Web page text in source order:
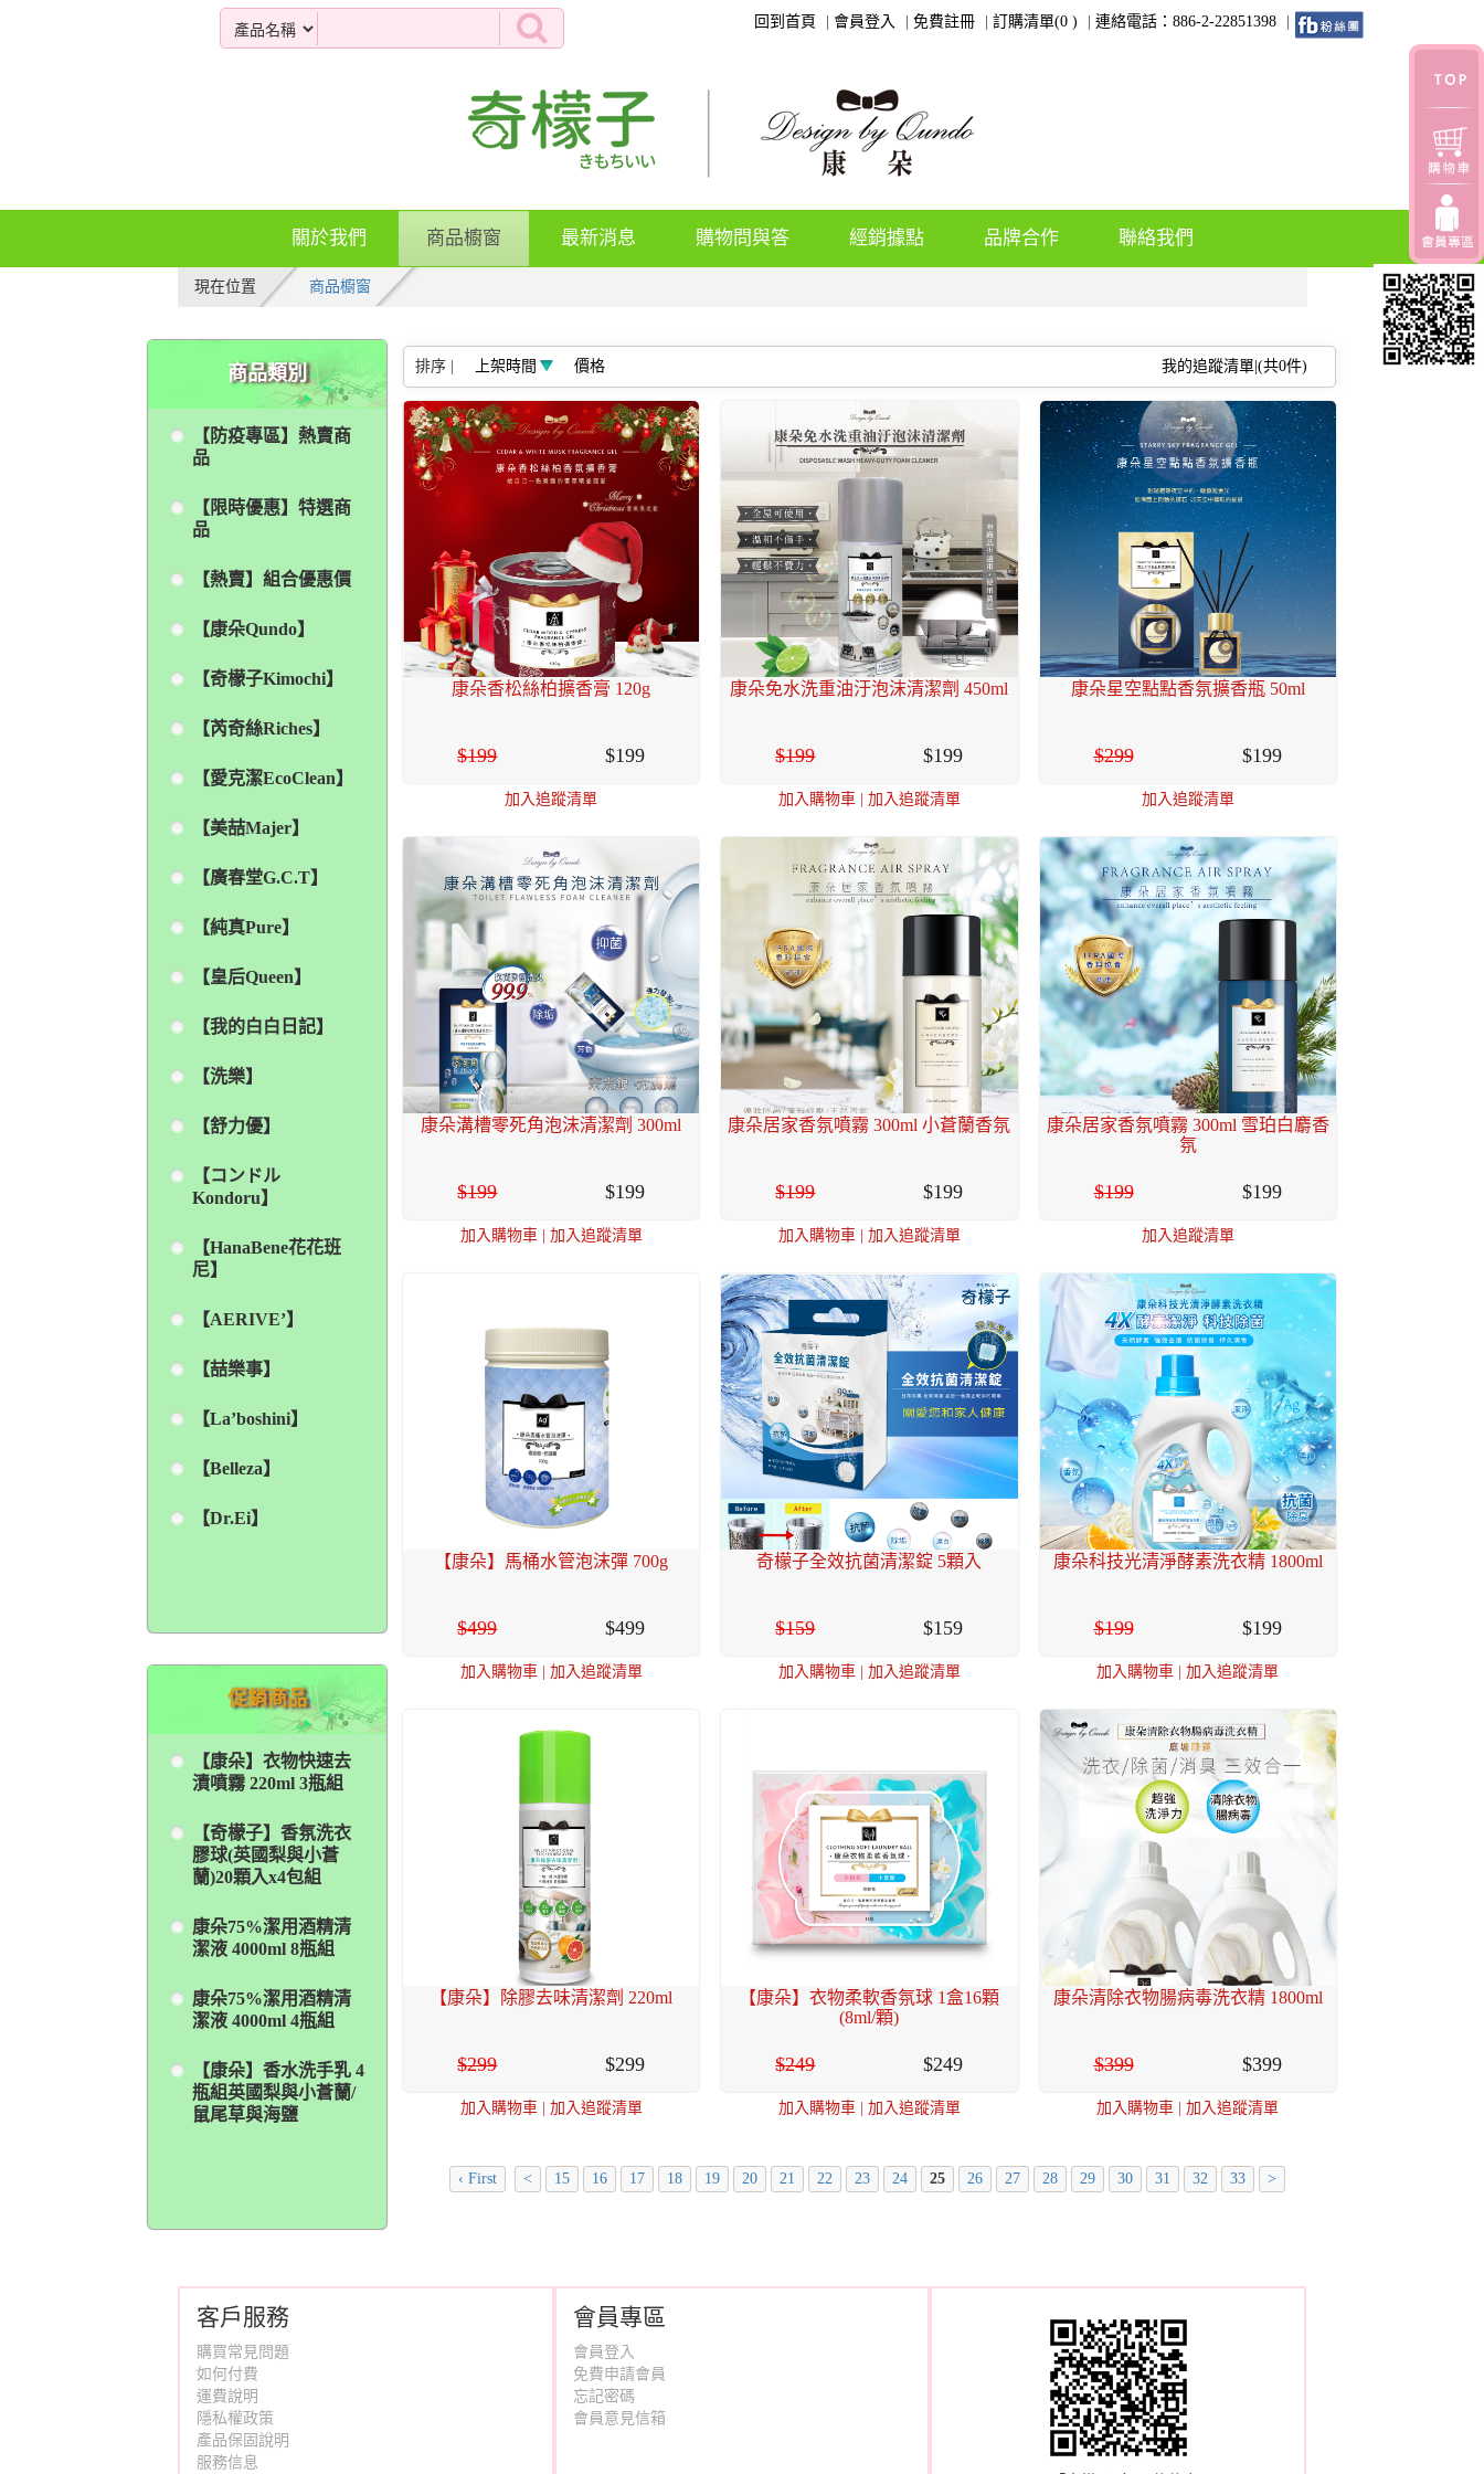
回到首頁 會員登入 免費註冊 訂購清單(0 ) 連絡電話：886-2-22851398
關於我們 商品櫥窗(current)最新消息 購物問與答 經銷據點 品牌合作 聯絡我們
現在位置 商品櫥窗
商品類別
【防疫專區】熱賣商
品
【限時優惠】特選商
品
【熱賣】組合優惠價
【康朵Qundo】
【奇檬子Kimochi】
【芮奇絲Riches】
【愛克潔EcoClean】
【美喆Majer】
【廣春堂G.C.T】
【純真Pure】
【皇后Queen】
【我的白白日記】
【洗樂】
【舒力優】
【コンドル
Kondoru】
【HanaBene花花班
尼】
【AERIVE’】
【喆樂事】
【La’boshini】
【Belleza】
【Dr.Ei】
促銷商品
【康朵】衣物快速去
漬噴霧 220ml 3瓶組
【奇檬子】香氛洗衣
膠球(英國梨與小蒼
蘭)20顆入x4包組
康朵75%潔用酒精清
潔液 4000ml 8瓶組
康朵75%潔用酒精清
潔液 4000ml 4瓶組
【康朵】香水洗手乳 4
瓶組英國梨與小蒼蘭/
鼠尾草與海鹽
排序 | 上架時間 價格 我的追蹤清單|(共0件)
康朵香松絲柏擴香膏 120g
199 199
加入追蹤清單
康朵免水洗重油汙泡沫清潔劑 450ml
199 199
加入購物車| 加入追蹤清單
康朵星空點點香氛擴香瓶 50ml
299 199
加入追蹤清單
康朵溝槽零死角泡沫清潔劑 300ml
199 199
加入購物車| 加入追蹤清單
康朵居家香氛噴霧 300ml 小蒼蘭香氛
199 199
加入購物車| 加入追蹤清單
康朵居家香氛噴霧 300ml 雪珀白麝香
氛
199 199
加入追蹤清單
【康朵】馬桶水管泡沫彈 700g
499 499
加入購物車| 加入追蹤清單
奇檬子全效抗菌清潔錠 5顆入
159 159
加入購物車| 加入追蹤清單
康朵科技光清淨酵素洗衣精 1800ml
199 199
加入購物車 |加入追蹤清單
【康朵】除膠去味清潔劑 220ml
299 299
加入購物車| 加入追蹤清單
【康朵】衣物柔軟香氛球 1盒16顆
(8ml/顆)
249 249
加入購物車| 加入追蹤清單
康朵清除衣物腸病毒洗衣精 1800ml
399 399
加入購物車 |加入追蹤清單
‹ First < 15 16 17 18 19 20 21 22 23 24 25 26 27 28 29 30 31 32 33 >
客戶服務
購買常見問題
如何付費
運費說明
隱私權政策
產品保固說明
服務信息
會員專區
會員登入
免費申請會員
忘記密碼
會員意見信箱